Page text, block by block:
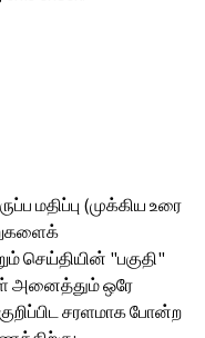
மதிப்பு (முக்கிய உரை
"பகுதி"
அனைத்தும் ஒரே
சரளமாக போன்ற